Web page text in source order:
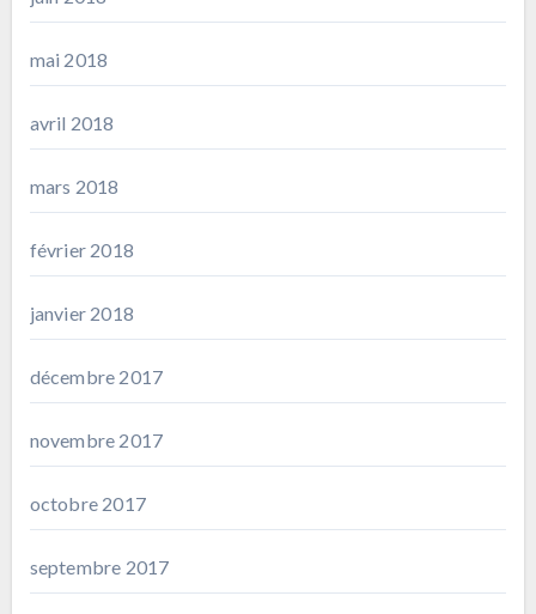
mai 2018
avril 2018
mars 2018
février 2018
janvier 2018
décembre 2017
novembre 2017
octobre 2017
septembre 2017